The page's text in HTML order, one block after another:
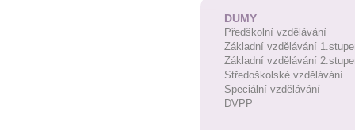
DUMY
Předškolní vzdělávání
Základní vzdělávání
Základní vzdělávání
Středoškolské vzdělávání
Speciální vzdělávání
DVPP